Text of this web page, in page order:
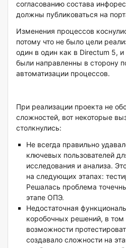
согласованию состава
должны публиковаться на
Изменения процессов
потому что не было цели
один в один как в Directum 5,
были направленны в сторону
автоматизации процессов.
При реализации проекта не
сложностей, вот некоторые
столкнулись:
Не всегда правильно
ключевых пользователей
исследования и анализа.
на следующих этапах:
Решалась проблема
этапе ОПЭ.
Недостаточная
коробочных решений, в том
возможности
создавало сложности на